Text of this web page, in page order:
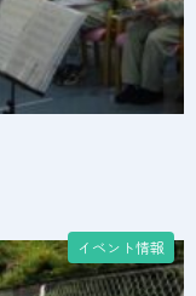
イベント情報